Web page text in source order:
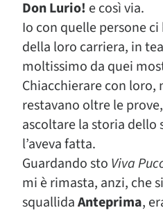
Don Lurio! e così via.
Io con quelle persone
della loro carriera, in
moltissimo da quei
Chiacchierare con loro,
restavano oltre le
ascoltare la storia dello
l’aveva fatta.
Guardando sto Viva
mi è rimasta, anzi, che
squallidaAnteprima,